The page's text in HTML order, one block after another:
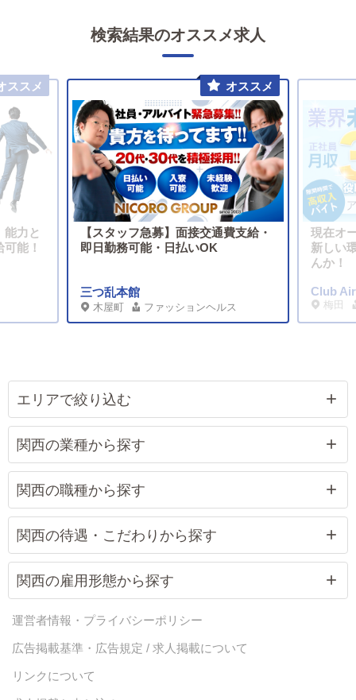
検索結果のオススメ求人
能力と
能！
【スタッフ急募】面接交通費支給・
即日勤務可能・日払いOK
三つ乱本館
木屋町 ファッションヘルス
現在オ
新しい
んか！
Club
梅田
エリアで絞り込む
関西の業種から探す
関西の職種から探す
関西の待遇・こだわりから探す
関西の雇用形態から探す
運営者情報・プライバシーポリシー
広告掲載基準・広告規定 / 求人掲載について
リンクについて